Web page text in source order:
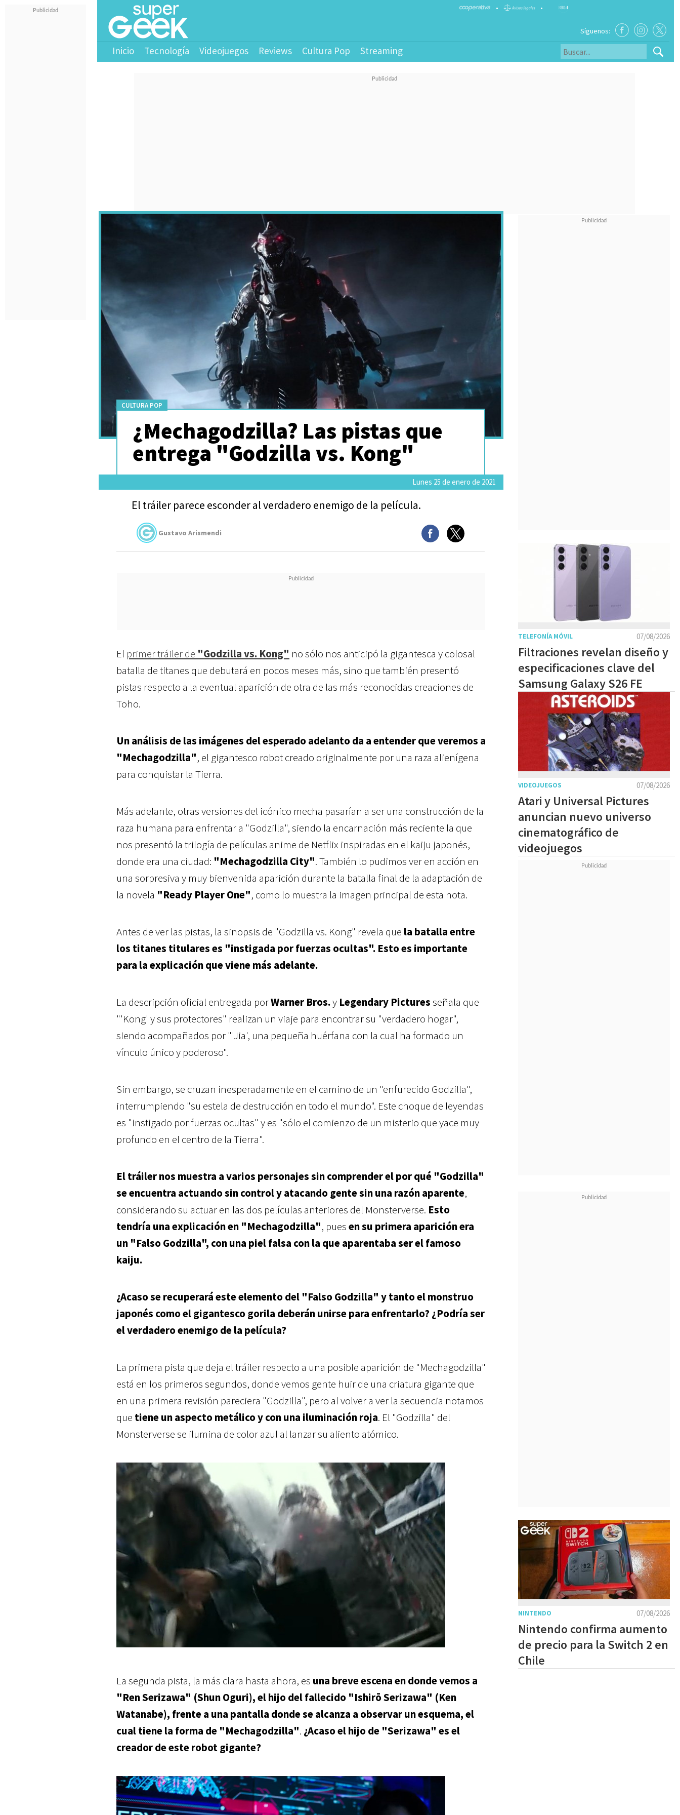
• •
Síguenos:
Inicio Tecnología Videojuegos Reviews Cultura Pop Streaming
CULTURA POP
¿Mechagodzilla? Las pistas que
entrega "Godzilla vs. Kong"
Lunes 25 de enero de 2021
El tráiler parece esconder al verdadero enemigo de la película.
Gustavo Arismendi
El primer tráiler de "Godzilla vs. Kong" no sólo nos anticipó la gigantesca y colosal
batalla de titanes que debutará en pocos meses más, sino que también presentó
pistas respecto a la eventual aparición de otra de las más reconocidas creaciones de
Toho.
Un análisis de las imágenes del esperado adelanto da a entender que veremos a
"Mechagodzilla", el gigantesco robot creado originalmente por una raza alienígena
para conquistar la Tierra.
Más adelante, otras versiones del icónico mecha pasarían a ser una construcción de la
raza humana para enfrentar a "Godzilla", siendo la encarnación más reciente la que
nos presentó la trilogía de películas anime de Netflix inspiradas en el kaiju japonés,
donde era una ciudad: "Mechagodzilla City". También lo pudimos ver en acción en
una sorpresiva y muy bienvenida aparición durante la batalla final de la adaptación de
la novela "Ready Player One", como lo muestra la imagen principal de esta nota.
Antes de ver las pistas, la sinopsis de "Godzilla vs. Kong" revela que la batalla entre
los titanes titulares es "instigada por fuerzas ocultas". Esto es importante
para la explicación que viene más adelante.
La descripción oficial entregada porWarner Bros.y Legendary Picturesseñala que
"'Kong' y sus protectores" realizan un viaje para encontrar su "verdadero hogar",
siendo acompañados por "'Jia', una pequeña huérfana con la cual ha formado un
vínculo único y poderoso".
Sin embargo, se cruzan inesperadamente en el camino de un "enfurecido Godzilla",
interrumpiendo "su estela de destrucción en todo el mundo". Este choque de leyendas
es "instigado por fuerzas ocultas" y es "sólo el comienzo de un misterio que yace muy
profundo en el centro de la Tierra".
El tráiler nos muestra a varios personajes sin comprender el por qué "Godzilla"
se encuentra actuando sin control y atacando gente sin una razón aparente,
considerando su actuar en las dos películas anteriores del Monsterverse. Esto
tendría una explicación en "Mechagodzilla", puesen su primera aparición era
un "Falso Godzilla", con una piel falsa con la que aparentaba ser el famoso
kaiju.
¿Acaso se recuperará este elemento del "Falso Godzilla" y tanto el monstruo
japonés como el gigantesco gorila deberán unirse para enfrentarlo? ¿Podría ser
el verdadero enemigo de la película?
La primera pista que deja el tráiler respecto a una posible aparición de "Mechagodzilla"
está en los primeros segundos, donde vemos gente huir de una criatura gigante que
en una primera revisión pareciera "Godzilla", pero al volver a ver la secuencia notamos
que tiene un aspecto metálico y con una iluminación roja. El "Godzilla" del
Monsterverse se ilumina de color azul al lanzar su aliento atómico.
La segunda pista, la más clara hasta ahora, es una breve escena en donde vemos a
"Ren Serizawa" (Shun Oguri), el hijo del fallecido "Ishirō Serizawa" (Ken
Watanabe), frente a una pantalla donde se alcanza a observar un esquema, el
cual tiene la forma de "Mechagodzilla". ¿Acaso el hijo de "Serizawa" es el
creador de este robot gigante?
07/08/2026
TELEFONÍA MÓVIL
Filtraciones revelan diseño y
especificaciones clave del
Samsung Galaxy S26 FE
07/08/2026
VIDEOJUEGOS
Atari y Universal Pictures
anuncian nuevo universo
cinematográfico de
videojuegos
07/08/2026
NINTENDO
Nintendo confirma aumento
de precio para la Switch 2 en
Chile